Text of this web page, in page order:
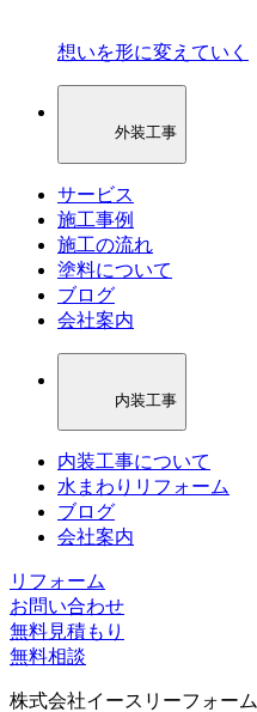
想いを形に変えていく
外装工事
サービス
施工事例
施工の流れ
塗料について
ブログ
会社案内
内装工事
内装工事について
水まわりリフォーム
ブログ
会社案内
リフォーム
お問い合わせ
無料見積もり
無料相談
株式会社イースリーフォーム